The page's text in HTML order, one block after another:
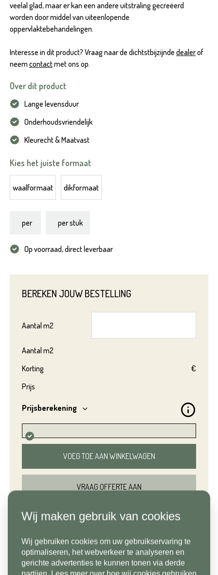
veelal glad, maar er kan een andere uitstraling gecreëerd
worden door middel van uiteenlopende
oppervlaktebehandelingen.
Interesse in dit product? Vraag naar de dichtstbijzijnde dealerof
neem contactmet ons op.
Over dit product
Lange levensduur
Onderhoudsvriendelijk
Kleurecht & Maatvast
Kies het juiste formaat
waalformaat dikformaat
per per stuk
Op voorraad, direct leverbaar
BEREKEN JOUW BESTELLING
Aantal m2
Aantal m2
Korting
€
Prijs
Prijsberekening
VOEG TOE AAN WINKELWAGEN
VRAAG OFFERTE AAN
BEKIJK IN SHOWROOM
Product*
Variant*
Hoeveel
Achternaam*
Telefoonnummer*
Voornaam*
Achternaam*
Emailadres*
Telefoonnummer*
Land*
Nederland
Wij maken gebruik van cookies
Wij gebruiken cookies om uw gebruikservaring te
optimaliseren, het webverkeer te analyseren en
gerichte advertenties te kunnen tonen via derde